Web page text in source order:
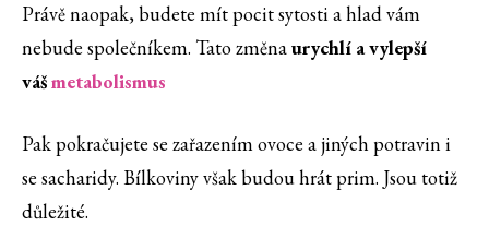
Právě naopak, budete mít pocit sytosti a hlad vám
nebude společníkem. Tato změnaurychlí a vylepší
vášmetabolismus
Pak pokračujete se zařazením ovoce a jiných potravin i
se sacharidy. Bílkoviny však budou hrát prim. Jsou totiž
důležité.